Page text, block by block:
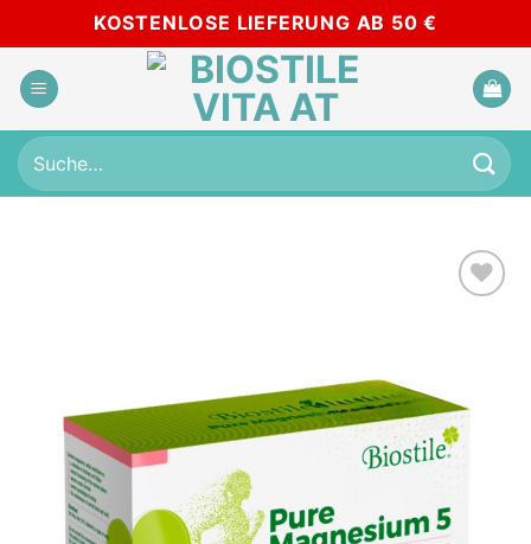
to
content
KOSTENLOSE LIEFERUNG AB 50 €
Suche
nach: